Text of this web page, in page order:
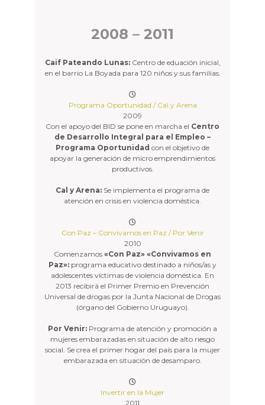
2008 – 2011
Caif Pateando Lunas: Centro de eduación inicial,
en el barrio La Boyada para 120 niños y sus familias.
Programa Oportunidad / Cal y Arena
2009
Con el apoyo del BID se pone en marcha el Centro
de Desarrollo Integral para el Empleo –
Programa Oportunidad con el objetivo de
apoyar la generación de micro emprendimientos
productivos.
Cal y Arena: Se implementa el programa de
atención en crisis en violencia doméstica.
Con Paz – Convivamos en Paz / Por Venir
2010
Comenzamos «Con Paz» «Convivamos en
Paz»: programa educativo destinado a niños/as y
adolescentes víctimas de violencia doméstica. En
2013 recibirá el Primer Premio en Prevención
Universal de drogas por la Junta Nacional de Drogas
(órgano del Gobierno Uruguayo).
Por Venir: Programa de atención y promoción a
mujeres embarazadas en situación de alto riesgo
social. Se crea el primer hogar del país para la mujer
embarazada en situación de desamparo.
Invertir en la Mujer
2011